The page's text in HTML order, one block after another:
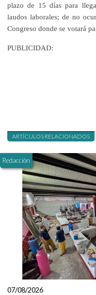
plazo de 15 días para
laudos laborales; de no
Congreso donde se votará
PUBLICIDAD:
ARTÍCULOS RELACIONADOS
Redacción
07/08/2026